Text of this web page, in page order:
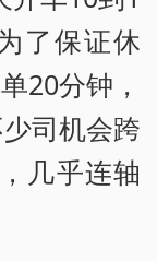
了保证休
20分钟，
司机会跨
几乎连轴